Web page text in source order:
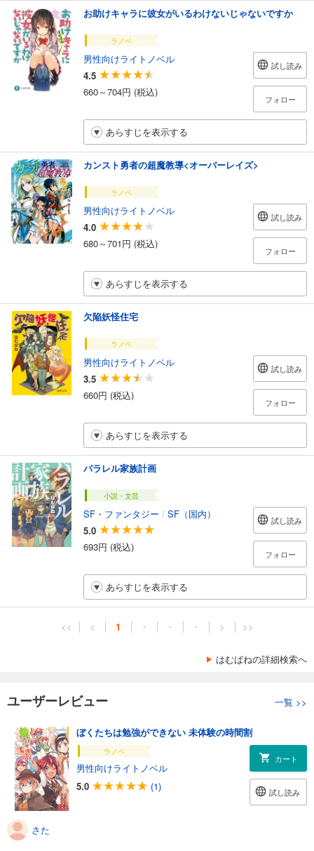
お助けキャラに彼女がいるわけないじゃないですか
ラノベ
男性向けライトノベル
4.5
660～704円 (税込)
試し読み
フォロー
あらすじを表示する
カンスト勇者の超魔教導<オーバーレイズ>
ラノベ
男性向けライトノベル
4.0
680～701円 (税込)
試し読み
フォロー
あらすじを表示する
欠陥妖怪住宅
ラノベ
男性向けライトノベル
3.5
660円 (税込)
試し読み
フォロー
あらすじを表示する
パラレル家族計画
小説・文芸
SF・ファンタジー / SF（国内）
5.0
693円 (税込)
試し読み
フォロー
あらすじを表示する
<< < 1 ・ ・ ・ > >>
はむばねの詳細検索へ
ユーザーレビュー 一覧 >>
ぼくたちは勉強ができない 未体験の時間割
ラノベ
男性向けライトノベル
5.0
(1)
カート
試し読み
さた